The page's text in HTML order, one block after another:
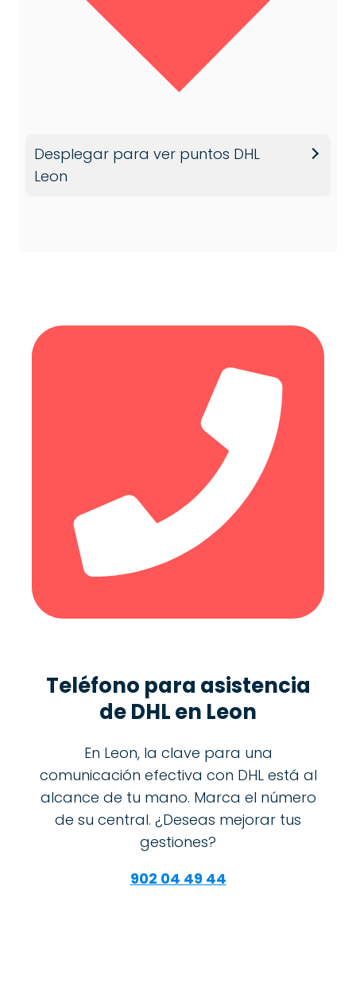
Desplegar para ver puntos DHL
Leon
Teléfono para asistencia
de DHL en Leon
En Leon, la clave para una
comunicación efectiva con DHL está al
alcance de tu mano. Marca el número
de su central. ¿Deseas mejorar tus
gestiones?
902 04 49 44